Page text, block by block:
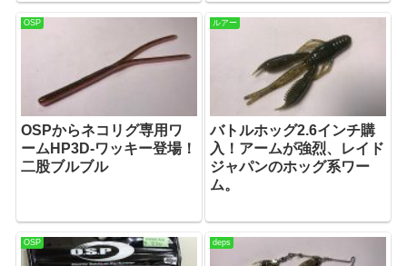
OSP
OSPからネコリグ専用ワ
ームHP3D-ワッキー登場！
二股ブルブル
ルアー
バトルホッグ2.6インチ購
入！アームが強烈、レイド
ジャパンのホッグ系ワー
ム。
OSP deps